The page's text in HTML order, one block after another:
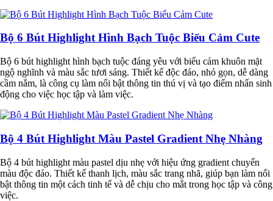
Bộ 6 Bút Highlight Hình Bạch Tuộc Biểu Cảm Cute
Bộ 6 bút highlight hình bạch tuộc đáng yêu với biểu cảm khuôn mặt
ngộ nghĩnh và màu sắc tươi sáng. Thiết kế độc đáo, nhỏ gọn, dễ dàng
cầm nắm, là công cụ làm nổi bật thông tin thú vị và tạo điểm nhấn sinh
động cho việc học tập và làm việc.
Bộ 4 Bút Highlight Màu Pastel Gradient Nhẹ Nhàng
Bộ 4 bút highlight màu pastel dịu nhẹ với hiệu ứng gradient chuyển
màu độc đáo. Thiết kế thanh lịch, màu sắc trang nhã, giúp bạn làm nổi
bật thông tin một cách tinh tế và dễ chịu cho mắt trong học tập và công
việc.